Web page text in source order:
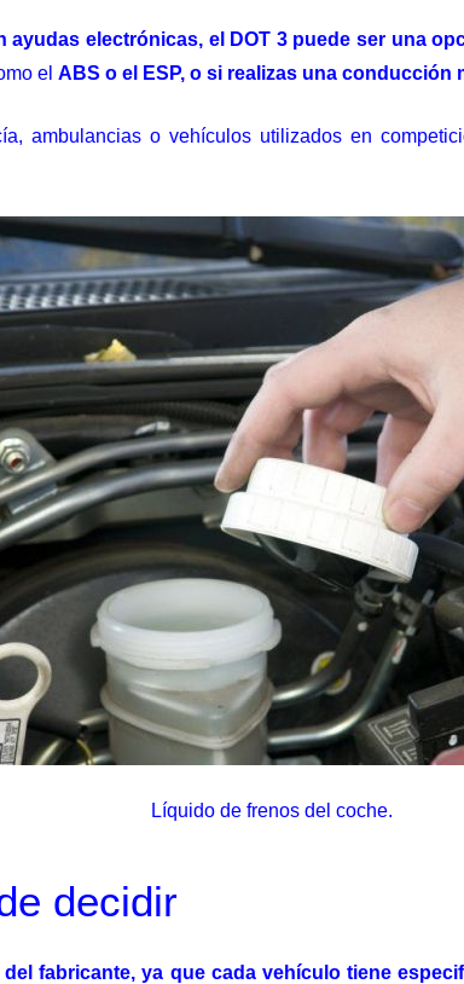
electrónicas, el DOT 3 puede ser una
el ABS o el ESP, o si realizas una conducción
ambulancias o vehículos utilizados en
Líquido de frenos del coche.
decidir
fabricante, ya que cada vehículo tiene